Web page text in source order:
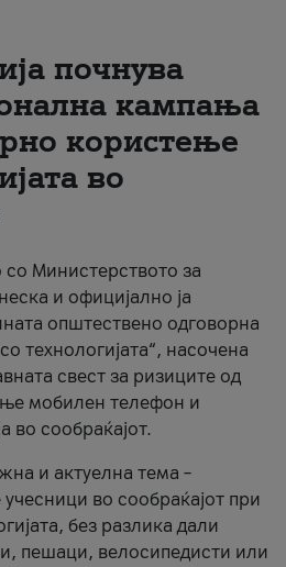
почнува
кампања
користење
во
со Министерството за
и официјално ја
општествено одговорна
технологијата“, насочена
свест за ризиците од
мобилен телефон и
во сообраќајот.
и актуелна тема –
во сообраќајот при
без разлика дали
пешаци, велосипедисти или